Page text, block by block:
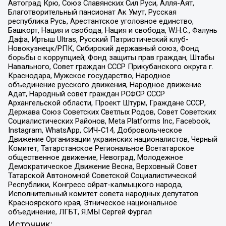
Автоград Крю, Союз Славянских Сил Руси, Алля-Аят,
Благотворительный пансионат Ак Умут, Русская
республика Русь, Арестантское уголовное единство,
Башкорт, Нация и свобода, Нация и свобода, W.H.С., Фалунь
Дафа, Иртыш Ultras, Русский Патриотический клуб-
Новокузнецк/РПК, Сибирский державный союз, Фонд
борьбы с коррупцией, Фонд защиты прав граждан, Штабы
Навального, Совет граждан СССР Прикубанского округа г.
Краснодара, Мужское государство, Народное
объединение русского движения, Народное движение
Адат, Народный совет граждан РСФСР СССР
Архангельской области, Проект Штурм, Граждане СССР,
Держава Союз Советских Светлых Родов, Совет Советских
Социалистических Районов, Meta Platforms Inc, Facebook,
Instagram, WhatsApp, СИЧ-С14, Добровольческое
Движение Организации украинских националистов, Черный
Комитет, Татарстанское Региональное Всетатарское
общественное движение, Невоград, Молодежное
Демократическое Движение Весна, Верховный Совет
Татарской Автономной Советской Социалистической
Республики, Конгресс ойрат-калмыцкого народа,
Исполнительный комитет совета народных депутатов
Красноярского края, Этническое национальное
объединение, ЛГБТ, Я.МЫ Сергей Фургал